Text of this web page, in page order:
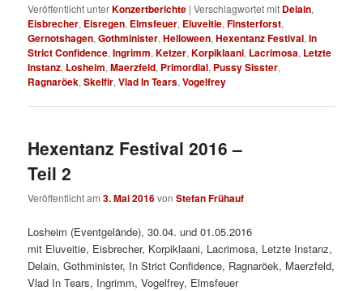
Veröffentlicht unterKonzertberichte |Verschlagwortet mit Delain,
Eisbrecher, Eisregen, Elmsfeuer, Eluveitie,Finsterforst,
Gernotshagen,Gothminister,Helloween,Hexentanz Festival,In
Strict Confidence,Ingrimm,Ketzer,Korpiklaani, Lacrimosa, Letzte
Instanz, Losheim,Maerzfeld, Primordial, Pussy Sisster,
Ragnaröek,Skelfir,Vlad In Tears,Vogelfrey
Hexentanz Festival 2016 –
Teil 2
Veröffentlicht am3. Mai 2016vonStefan Frühauf
Losheim (Eventgelände), 30.04. und 01.05.2016
mit Eluveitie, Eisbrecher, Korpiklaani, Lacrimosa, Letzte Instanz,
Delain, Gothminister, In Strict Confidence, Ragnaröek, Maerzfeld,
Vlad In Tears, Ingrimm, Vogelfrey, Elmsfeuer